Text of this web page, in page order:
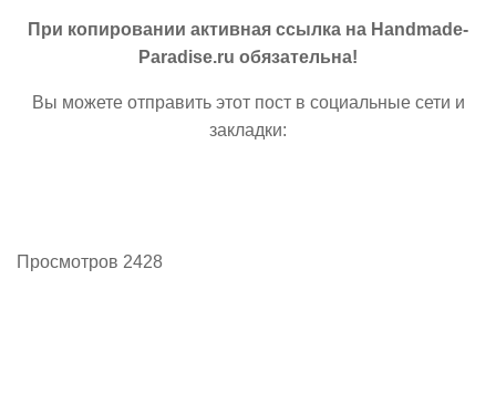
При копировании активная ссылка на Handmade-
Paradise.ru обязательна!
Вы можете отправить этот пост в социальные сети и
закладки:
Просмотров 2428